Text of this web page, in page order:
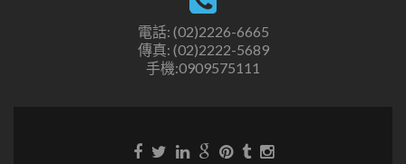
電話: (02)2226-6665
傳真: (02)2222-5689
手機:0909575111